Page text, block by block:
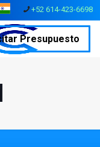
+52 614-423-6698
Presupuesto